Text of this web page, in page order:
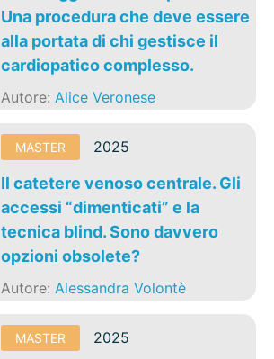
Una procedura che deve essere
alla portata di chi gestisce il
cardiopatico complesso.
Autore:Alice Veronese
MASTER 2025
Il catetere venoso centrale. Gli
accessi “dimenticati” e la
tecnica blind. Sono davvero
opzioni obsolete?
Autore:Alessandra Volontè
MASTER 2025